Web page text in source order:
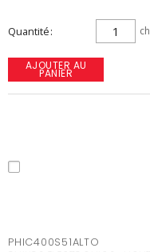
Quantité ch
AJOUTER AU
PANIER
PHIC400S51ALTO